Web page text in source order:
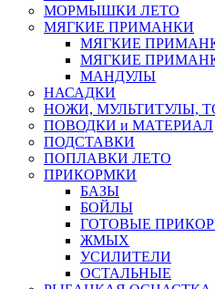
МОРМЫШКИ ЛЕТО
МЯГКИЕ ПРИМАНКИ
МЯГКИЕ
МЯГКИЕ
МАНДУЛЫ
НАСАДКИ
НОЖИ, МУЛЬТИТУЛЫ,
ПОВОДКИ и МАТЕРИАЛ
ПОДСТАВКИ
ПОПЛАВКИ ЛЕТО
ПРИКОРМКИ
БАЗЫ
БОЙЛЫ
ГОТОВЫЕ
ЖМЫХ
УСИЛИТЕЛИ
ОСТАЛЬНЫЕ